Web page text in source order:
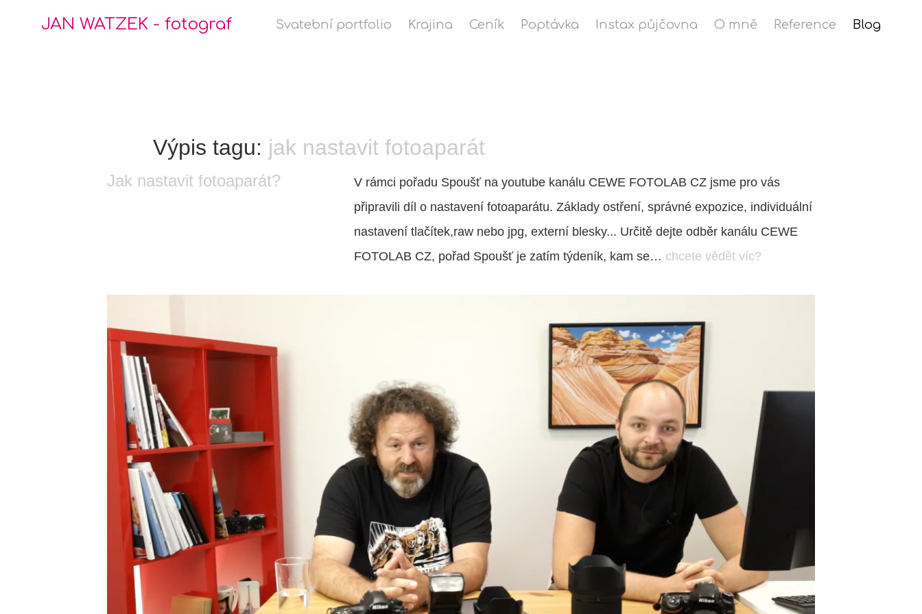
JAN WATZEK - fotograf Svatební portfolio Krajina Ceník Poptávka Instax půjčovna O mně Reference Blog
Výpis tagu: jak nastavit fotoaparát
Jak nastavit fotoaparát?
V rámci pořadu Spoušť na youtube kanálu CEWE FOTOLAB CZ jsme pro vás
připravili díl o nastavení fotoaparátu. Základy ostření, správné expozice, individuální
nastavení tlačítek,raw nebo jpg, externí blesky... Určitě dejte odběr kanálu CEWE
FOTOLAB CZ, pořad Spoušť je zatím týdeník, kam se… chcete vědět víc?